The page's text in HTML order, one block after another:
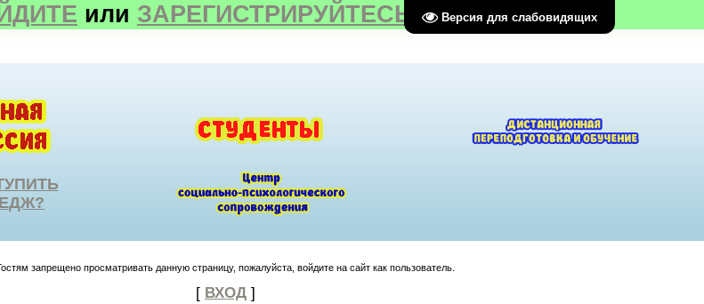
Версия для слабовидящих
или ЗАРЕГИСТРИРУЙТЕСЬ
запрещено просматривать данную страницу, пожалуйста, войдите на сайт как пользователь.
[ ВХОД]